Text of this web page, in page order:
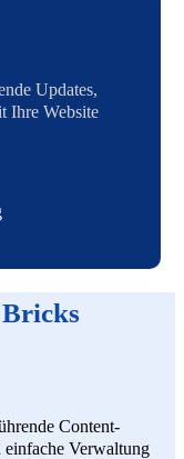
Updates,
Ihre Website
Content-
Verwaltung